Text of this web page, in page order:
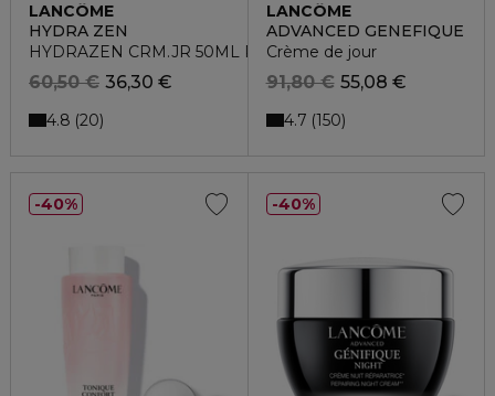
LANCÔME
HYDRA ZEN
HYDRAZEN CRM.JR 50ML POT
36,30 €
60,50 €
4.8 20
LANCÔME
ADVANCED GENEFIQUE
Crème de jour
55,08 €
91,80 €
4.7 150
40% 40%